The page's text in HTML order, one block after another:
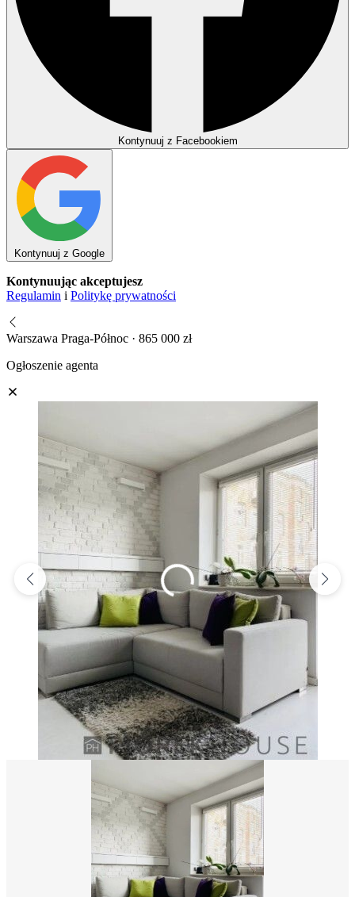
Kontynuuj z Facebookiem
Kontynuuj z Google
Kontynuując akceptujesz
Regulamin i Politykę prywatności
Warszawa Praga-Północ · 865 000 zł
Ogłoszenie agenta